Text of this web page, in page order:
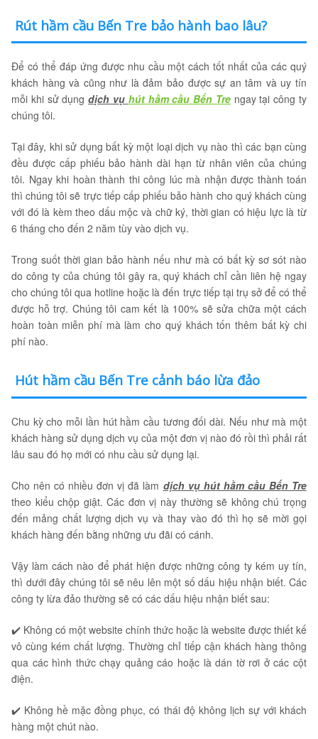
Rút hầm cầu Bến Tre bảo hành bao lâu?
Để có thể đáp ứng được nhu cầu một cách tốt nhất của các quý
khách hàng và cũng như là đảm bảo được sự an tâm và uy tín
mỗi khi sử dụngdịch vụ hút hầm cầu Bến Trengay tại công ty
chúng tôi.
Tại đây, khi sử dụng bất kỳ một loại dịch vụ nào thì các bạn cùng
đều được cấp phiếu bảo hành dài hạn từ nhân viên của chúng
tôi. Ngay khi hoàn thành thi công lúc mà nhận được thành toán
thì chúng tôi sẽ trực tiếp cấp phiếu bảo hành cho quý khách cùng
với đó là kèm theo dấu mộc và chữ ký, thời gian có hiệu lực là từ
6 tháng cho đến 2 năm tùy vào dịch vụ.
Trong suốt thời gian bảo hành nếu như mà có bất kỳ sơ sót nào
do công ty của chúng tôi gây ra, quý khách chỉ cần liên hệ ngay
cho chúng tôi qua hotline hoặc là đến trực tiếp tại trụ sở để có thể
được hỗ trợ. Chúng tôi cam kết là 100% sẽ sửa chữa một cách
hoàn toàn miễn phí mà làm cho quý khách tốn thêm bất kỳ chi
phí nào.
Hút hầm cầu Bến Tre cảnh báo lừa đảo
Chu kỳ cho mỗi lần hút hầm cầu tương đối dài. Nếu như mà một
khách hàng sử dụng dịch vụ của một đơn vị nào đó rồi thì phải rất
lâu sau đó họ mới có nhu cầu sử dụng lại.
Cho nên có nhiều đơn vị đã làm dịch vụ hút hầm cầu Bến Tre
theo kiểu chộp giật. Các đơn vị này thường sẽ không chú trọng
đến mảng chất lượng dịch vụ và thay vào đó thì họ sẽ mời gọi
khách hàng đến bằng những ưu đãi có cánh.
Vậy làm cách nào để phát hiện được những công ty kém uy tín,
thì dưới đây chúng tôi sẽ nêu lên một số dấu hiệu nhận biết. Các
công ty lừa đảo thường sẽ có các dấu hiệu nhận biết sau:
✔️ Không có một website chính thức hoặc là website được thiết kế
vô cùng kém chất lượng. Thường chỉ tiếp cận khách hàng thông
qua các hình thức chạy quảng cáo hoặc là dán tờ rơi ở các cột
điện.
✔️ Không hề mặc đồng phục, có thái độ không lịch sự với khách
hàng một chút nào.